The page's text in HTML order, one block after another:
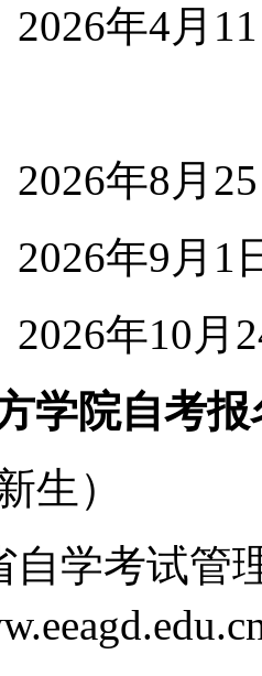
年4月
2026年8月
年9月1
年10月
学院自考报
生）
自学考试管